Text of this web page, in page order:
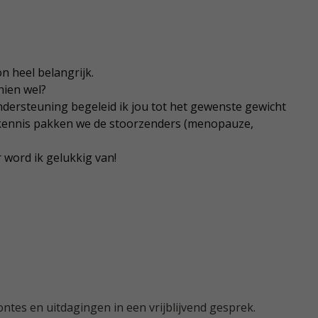
heel belangrijk.
wel?
begeleid ik jou tot het gewenste gewicht
pakken we de stoorzenders (menopauze,
ik gelukkig van!
en uitdagingen in een vrijblijvend gesprek.